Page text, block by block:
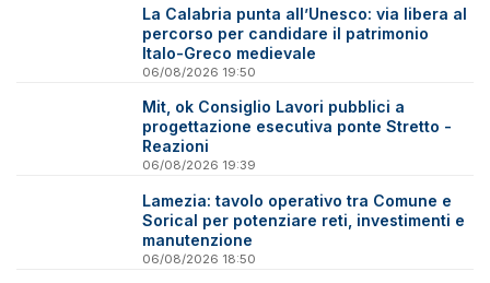
La Calabria punta all’Unesco: via libera al
percorso per candidare il patrimonio
Italo-Greco medievale
06/08/2026 19:50
Mit, ok Consiglio Lavori pubblici a
progettazione esecutiva ponte Stretto -
Reazioni
06/08/2026 19:39
Lamezia: tavolo operativo tra Comune e
Sorical per potenziare reti, investimenti e
manutenzione
06/08/2026 18:50